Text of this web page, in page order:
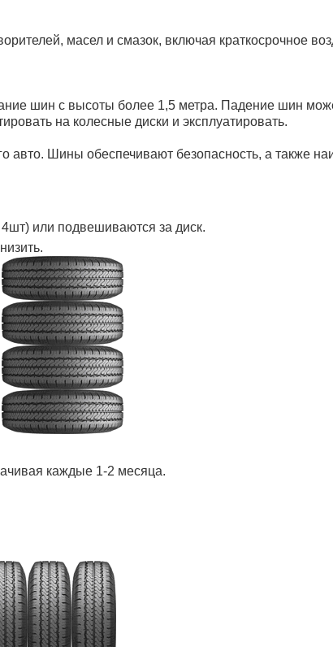
масел и смазок, включая краткосрочное
шин с высоты более 1,5 метра. Падение шин
на колесные диски и эксплуатировать.
Шины обеспечивают безопасность, а также
или подвешиваются за диск.
каждые 1-2 месяца.